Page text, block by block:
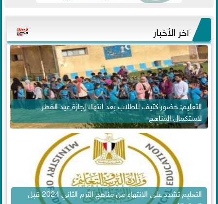
آخر الأخبار
التعليم: حضور كثيف للطلاب بعد انتهاء إجازة عيد الفطر
لاستكمال المناهج
التعليم تشدد على الانتهاء من مناهج الترم الثاني 2024 قبل